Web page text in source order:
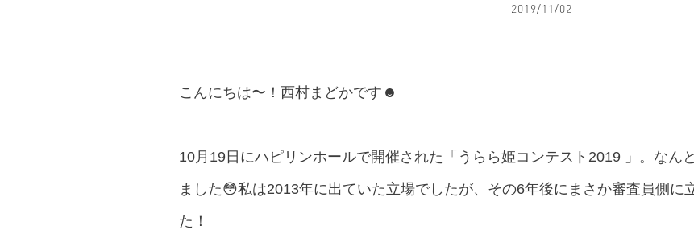
2019/11/02
こんにちは〜！西村まどかです☻
10月19日にハピリンホールで開催された「うらら姫コンテスト2019 」。なん
ました😳私は2013年に出ていた立場でしたが、その6年後にまさか審査員側に
た！